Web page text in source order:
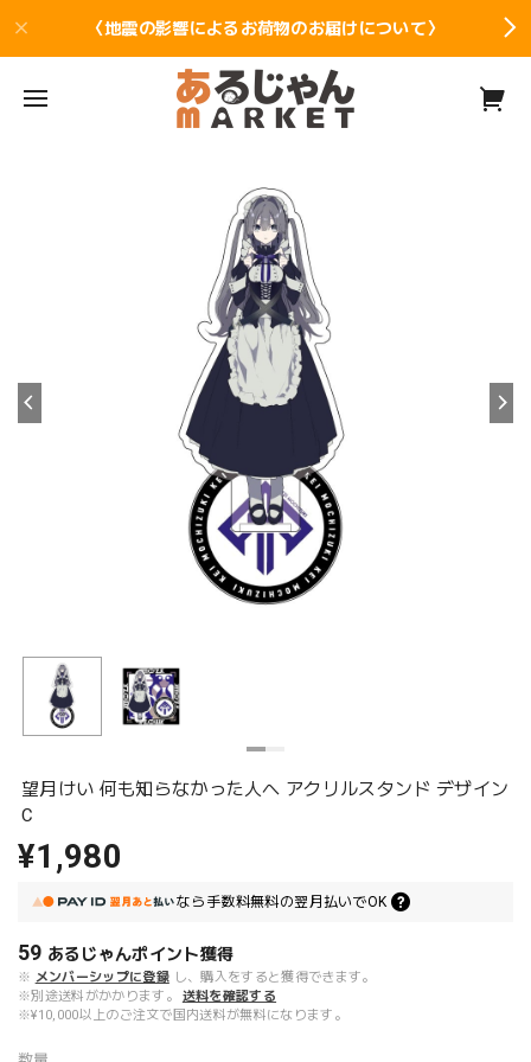
〈地震の影響によるお荷物のお届けについて〉
望月けい 何も知らなかった人へ アクリルスタンド デザイン
C
¥1,980
なら 手数料無料の翌月払いでOK
59 あるじゃんポイント獲得
※ メンバーシップに登録 し、購入をすると獲得できます。
※別途送料がかかります。
送料を確認する
※¥10,000以上のご注文で国内送料が無料になります。